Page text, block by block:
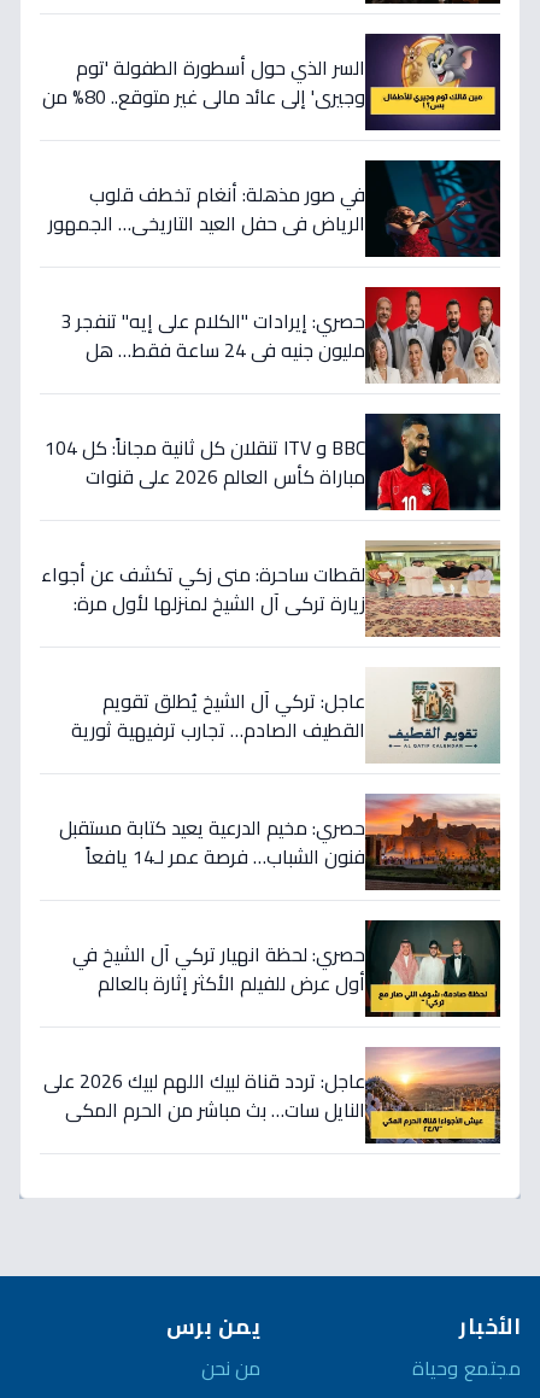
السر الذي حول أسطورة الطفولة 'توم
وجيري' إلى عائد مالي غير متوقع.. 80% من
في صور مذهلة: أنغام تخطف قلوب
الرياض في حفل العيد التاريخي… الجمهور
حصري: إيرادات "الكلام على إيه" تنفجر 3
مليون جنيه في 24 ساعة فقط… هل
BBC و ITV تنقلان كل ثانية مجاناً: كل 104
مباراة كأس العالم 2026 على قنوات
لقطات ساحرة: منى زكي تكشف عن أجواء
زيارة تركي آل الشيخ لمنزلها لأول مرة:
عاجل: تركي آل الشيخ يُطلق تقويم
القطيف الصادم… تجارب ترفيهية ثورية
حصري: مخيم الدرعية يعيد كتابة مستقبل
فنون الشباب… فرصة عمر لـ14 يافعاً
حصري: لحظة انهيار تركي آل الشيخ في
أول عرض للفيلم الأكثر إثارة بالعالم
عاجل: تردد قناة لبيك اللهم لبيك 2026 على
النايل سات… بث مباشر من الحرم المكي
الأخبار
مجتمع وحياة
يمن برس
من نحن